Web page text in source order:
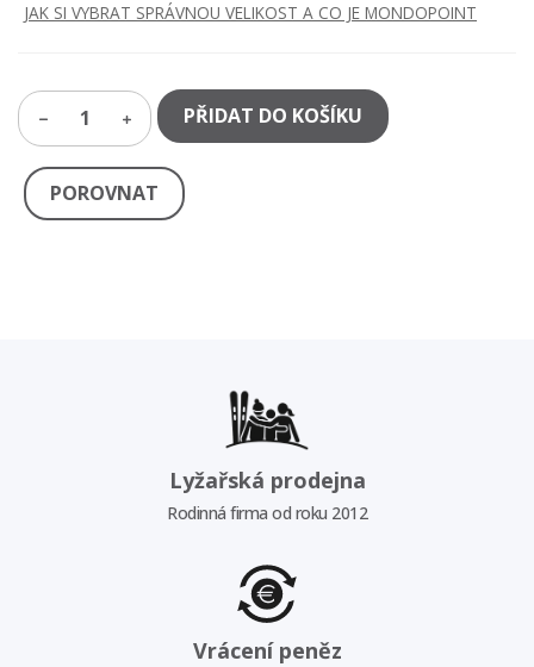
JAK SI VYBRAT SPRÁVNOU VELIKOST A CO JE MONDOPOINT
1 PŘIDAT DO KOŠÍKU
POROVNAT
Lyžařská prodejna
Rodinná firma od roku 2012
Vrácení peněz